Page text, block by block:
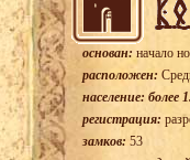
основан: начало
расположен:
население: более
регистрация:
замков: 53